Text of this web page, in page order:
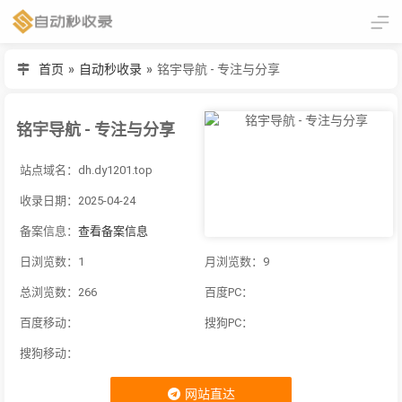
首页 » 自动秒收录 » 铭宇导航 - 专注与分享
铭宇导航 - 专注与分享
站点域名：dh.dy1201.top
收录日期：2025-04-24
备案信息： 查看备案信息
日浏览数：1 月浏览数：9
总浏览数：266 百度PC：
百度移动： 搜狗PC：
搜狗移动：
网站直达